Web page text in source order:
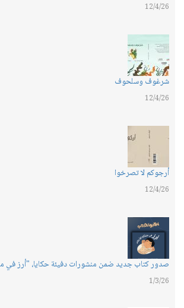
12/4/26
شرغوف وسلحوف
12/4/26
أرجوكم لا تصرخوا
12/4/26
صدور كتاب جديد ضمن منشورات دفيئة حكايا، "أرز في
1/3/26